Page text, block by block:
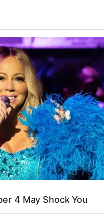
Legutóbbi cikkek
💧 VÍZVÉDELMI VITA:
ORBÁN-KORMÁNY IS
KRITIKÁJÁRA
⚡ Gerendai Károly:
elől áramot elvenni –
felkészültünk
⚖️ Ítéletet hozott az
milliárd forintos
döntés
🚨 Most jött a drámai
Botrány Toroczkai
4 May Shock You